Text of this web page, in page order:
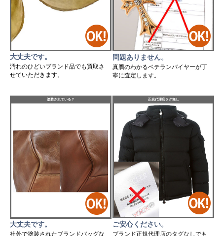
大丈夫です。
汚れのひどいブランド品でも買取さ
せていただきます。
問題ありません。
真贋のわかるベテランバイヤーが丁
寧に査定します。
塗装されている？
大丈夫です。
社外で塗装されたブランドバッグな
正規代理店タグ無し
ご安心ください。
ブランド正規代理店のタグなしでも